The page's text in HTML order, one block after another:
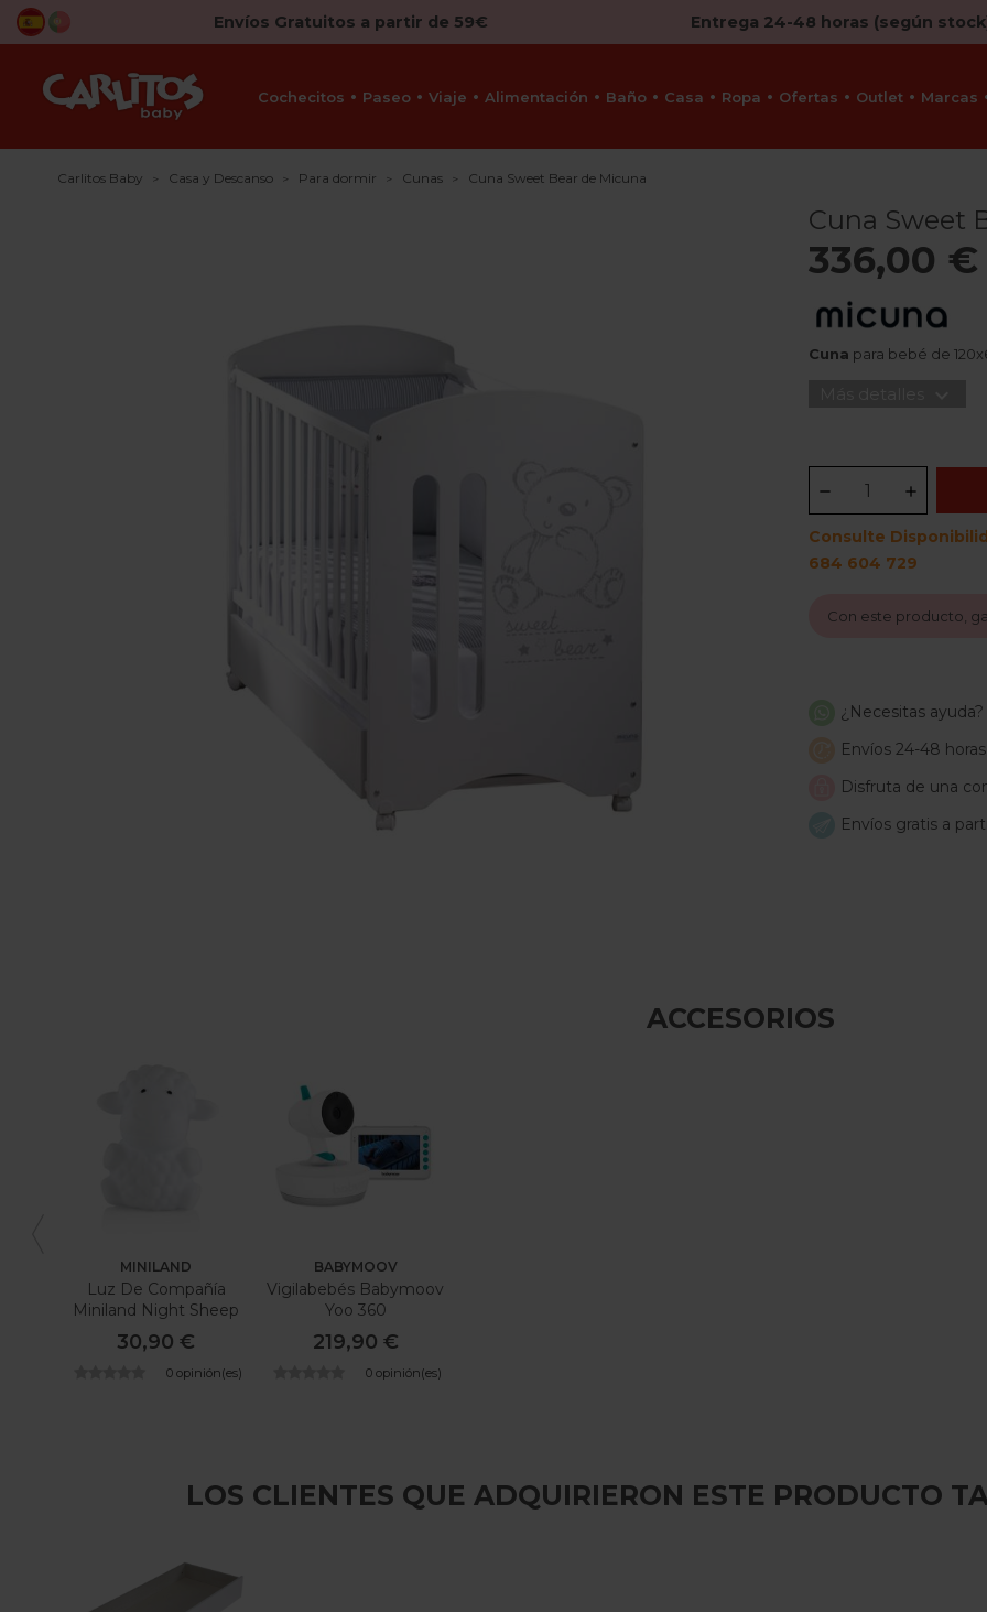
Envíos Gratuitos a partir de 59€ Entrega 24-48 horas (según
Cochecitos Paseo Viaje Alimentación Baño Casa Ropa Ofertas Outlet Marcas
Carlitos Baby Casa y Descanso Para dormir Cunas Cuna Sweet Bear de Micuna
Cuna Sweet
336,00 €
Cuna para bebé de
Consulte
684 604 729
Con este producto,
¿Necesitas
Envíos 24-48
Disfruta de una
Envíos gratis a
ACCESORIOS
MINILAND
Luz De Compañía
Miniland Night Sheep
30,90 €
0 opinión(es)
BABYMOOV
Vigilabebés Babymoov
Yoo 360
219,90 €
0 opinión(es)
LOS CLIENTES QUE ADQUIRIERON ESTE PRODUCTO